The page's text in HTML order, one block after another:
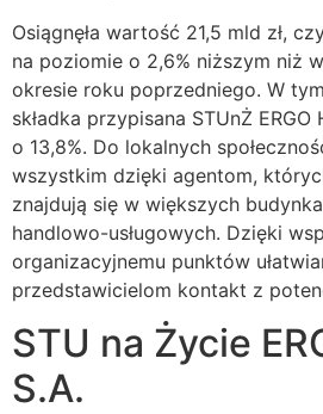
Osiągnęła wartość 21,5 mld zł,
na poziomie o 2,6% niższym niż
okresie roku poprzedniego. W
składka przypisana STUnŻ ERGO
o 13,8%. Do lokalnych
wszystkim dzięki agentom,
znajdują się w większych
handlowo-usługowych. Dzięki
organizacyjnemu punktów
przedstawicielom kontakt z
STU na Życie
S.A.